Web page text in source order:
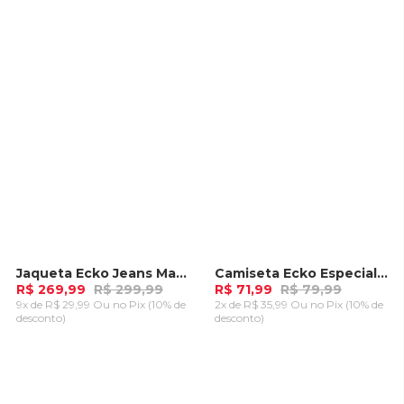
-10%Jaqueta Ecko Jeans Masculina Preta
R$ 269,99 R$ 299,99
9x de R$ 29,99 Ou no Pix (10% de
desconto)
-10%Camiseta Ecko Especial Boss Vermelha
R$ 71,99 R$ 79,99
2x de R$ 35,99 Ou no Pix (10% de
desconto)